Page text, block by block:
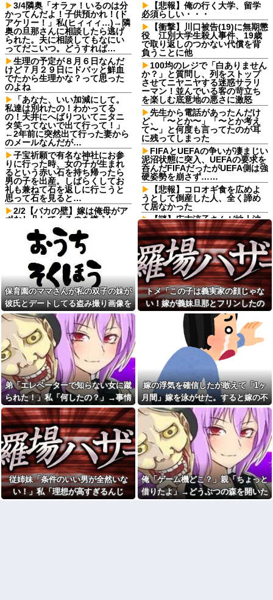
3/4隣奥「オラァ！いるのは分
かってんだよ！子供預かれ！(ド
アケリー！」私(ヒィィィ…)→隣
奥の旦那さんに相談したら逃げ
られた。夫に相談してもなにい
ってだこいつ。どうすれば…
生理の予定が８月６日なんだ
けど７月２９日にドバッと鮮血
でたから生理かな？って思った
のよね
「あなた、いい加減にして。
私達は別れたの！わかってる
の！天井にへばりついてニタニ
タ笑ってないで出て行って！」
←2年前に突然出て行った妻から
のメールなんだが…
子宝祈願で有名な神社にお参
りに行った時、女の子が生まれ
るという赤い石を持ち帰ったら
男の子を出産。しばらくしてお
礼も兼ねて石を返しに行こうと
思って石を見ると…
2/2【バカの壁】嫁は俺母がア
ポなし凸してくるのを嫌うし、
母は悪意があってか平気で繰り
返す。なぜ嫁姑は仲良くできな
いんだ？なんで女って生き物は
こうもバカで感情的なのだろう
俺を嫌う義娘は、母が危篤に
なっても「会いに行かない」と
言った
私「血まみれで何してるんで
すか！？」婆さん「腕が抜けな
いのよ…助けて！」→帰宅した
ら玄関前がとんでもない修羅場
になっていて…
義兄嫁「身の丈に合った暮ら
しをしなさいよ」私「えっ、何
が気に入らないの？」→義実家
での同居生活にロを出され続け
て…
彼氏とのデートの会計で彼が
「端数の25円出して」正直に出
したらこうなったwww
勝手に上がり込んできた義母
が息子に「おばあちゃんにはお
帰りなさいでしょ？」と言っ
た。息子は「ここは僕とママと
パパのお家だから、お邪魔しま
すって言...
カフェで長時間パソコン弄っ
ている奴の正体
【悲報】俺の行く大学、留学
必須らしい・・・
【衝撃】川口被告(19)に無期懲
役 江別大学生殺人事件、19歳
で取り返しのつかない代償を背
負うことに他
100均のレジで「白ありません
か？」と質問し、列をストップ
させてニヤニヤする迷惑サラリ
ーマン！並んでいる客の苛立ち
を楽しむ底意地の悪さに激怒
先生から電話があったんだけ
ど、「〜とか〜」「〜とか考え
て〜」と何度も言ってたのが耳
に残ってしまった
FIFAとUEFAの争いが凄まじい
泥沼状態に突入、UEFAの要求を
呑んだFIFAだったがUEFA側は強
硬姿勢を崩さず……
【悲報】コロオギ食を広めよ
うとして倒産した人、全く諦め
て居なかった
【謎】広末涼子さんが地上波
にスピード復帰できる理由、誰
にも分からない⇒！
亡き叔母の遺書「実は17年前
に従兄弟と赤ちゃんを交換し
た」全員で家族会議を開いた結
果、拍子抜けするほど〇〇な展
開を迎えて婚約者呆然←家族の
絆が深すぎて修羅場にならんか
った
高2女、高校受験に失敗して私
立に在学中→私「7万のカバンで
も買おうかなw」母「私立がどん
だけ金かかってると思ってんね
ん」 →結果
全国展開の安価な外食チェー
ンには全く魅力を感じない。ど
こにでもあるような店選ぶ人の
気持ちがわからない
【訃報】名探偵コナン声優が
死去 → 今トンデモナイことにな
ってる・・・
釣りに行く息子がご飯全部お
にぎりにしてくれた。わずかに
ビオレ薬用ハンドソープの匂い
がする
パートの面接で号泣しながら
「ここもダメだったらもう食べ
ていけないんです」って熱弁し
てた人がいた
保育園のママさんが私の双子の妹が
彼氏とデートしてる盗み撮り画像を
見せて「あとはわかるよね？とりあ
えず5万を家に持ってきて」と脅し
てきた
トメ「この子は義実家の顔じゃな
い！嫁が義妹旦那とフリンしたの
よ！」私「DNA鑑定します？」義妹
旦那「もちろんです」→結果…
弟「エレベーターで知らない女に蹴
られた！」私「何したの？」→事情
を聞いた家族全員が「それは自業自
得」と呆れてしまい…
嫁の浮気を確信したが敢えて「1ヶ
月間」嫁を泳がせた。すると嫁の不
倫がトンデモないことに...
従姉妹「条件のいい男が全然いな
い！」私「理想が高すぎるんじ
俺「ゲーム機どこ？」親「ちょっと
借りたよ」→どうぶつの森を開いた